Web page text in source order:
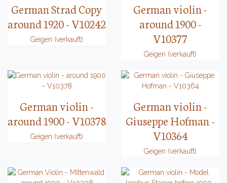
German Strad Copy
around 1920 - V10242
Geigen (verkauft)
German violin -
around 1900 -
V10377
Geigen (verkauft)
German violin -
around 1900 - V10378
Geigen (verkauft)
German violin -
Giuseppe Hofman -
V10364
Geigen (verkauft)